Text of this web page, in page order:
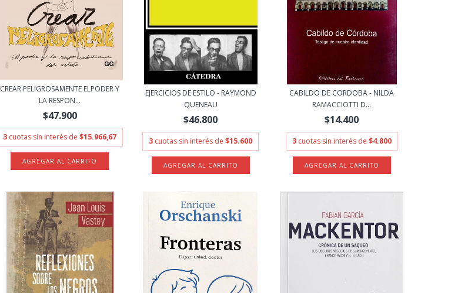
CREAR PELIGROSAMENTE ELPODER Y
LA RESPON...
$47.900
3 cuotas sin interés de$15.966,67
EJERCICIOS DE ESTILO - RAYMOND
QUENEAU
$46.800
3 cuotas sin interés de$15.600
CABILDO DE CORDOBA - NILDA
RAMACCIOTTI D...
$14.400
3 cuotas sin interés de $4.800